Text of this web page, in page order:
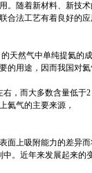
。随着新材料、新技
合法工艺有着良好的
天然气中单纯提氦的
的用途，因而我国对氦
，而大多数含量低
氦气的主要来源，
面上吸附能力的差异
。近年来发展起来的